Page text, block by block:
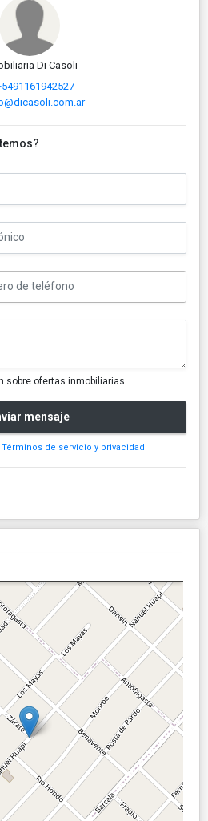
Di Casoli
sobre ofertas inmobiliarias
mensaje
Términos de servicio y privacidad